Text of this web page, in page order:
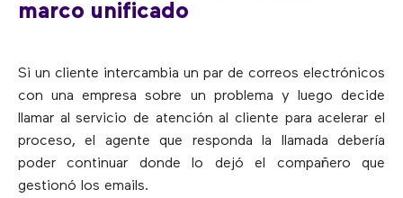
marco unificado
Si un cliente intercambia un par de correos electrónicos
con una empresa sobre un problema y luego decide
llamar al servicio de atención al cliente para acelerar el
proceso, el agente que responda la llamada debería
poder continuar donde lo dejó el compañero que
gestionó los emails.